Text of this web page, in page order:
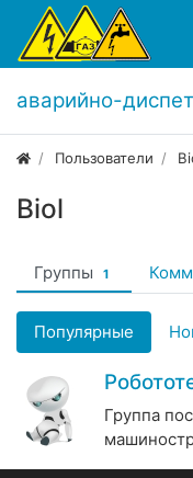
аварийно-
Пользователи
Biol
Группы 1
Популярные
Группа